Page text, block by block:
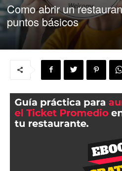
|
Como abrir un
puntos básicos